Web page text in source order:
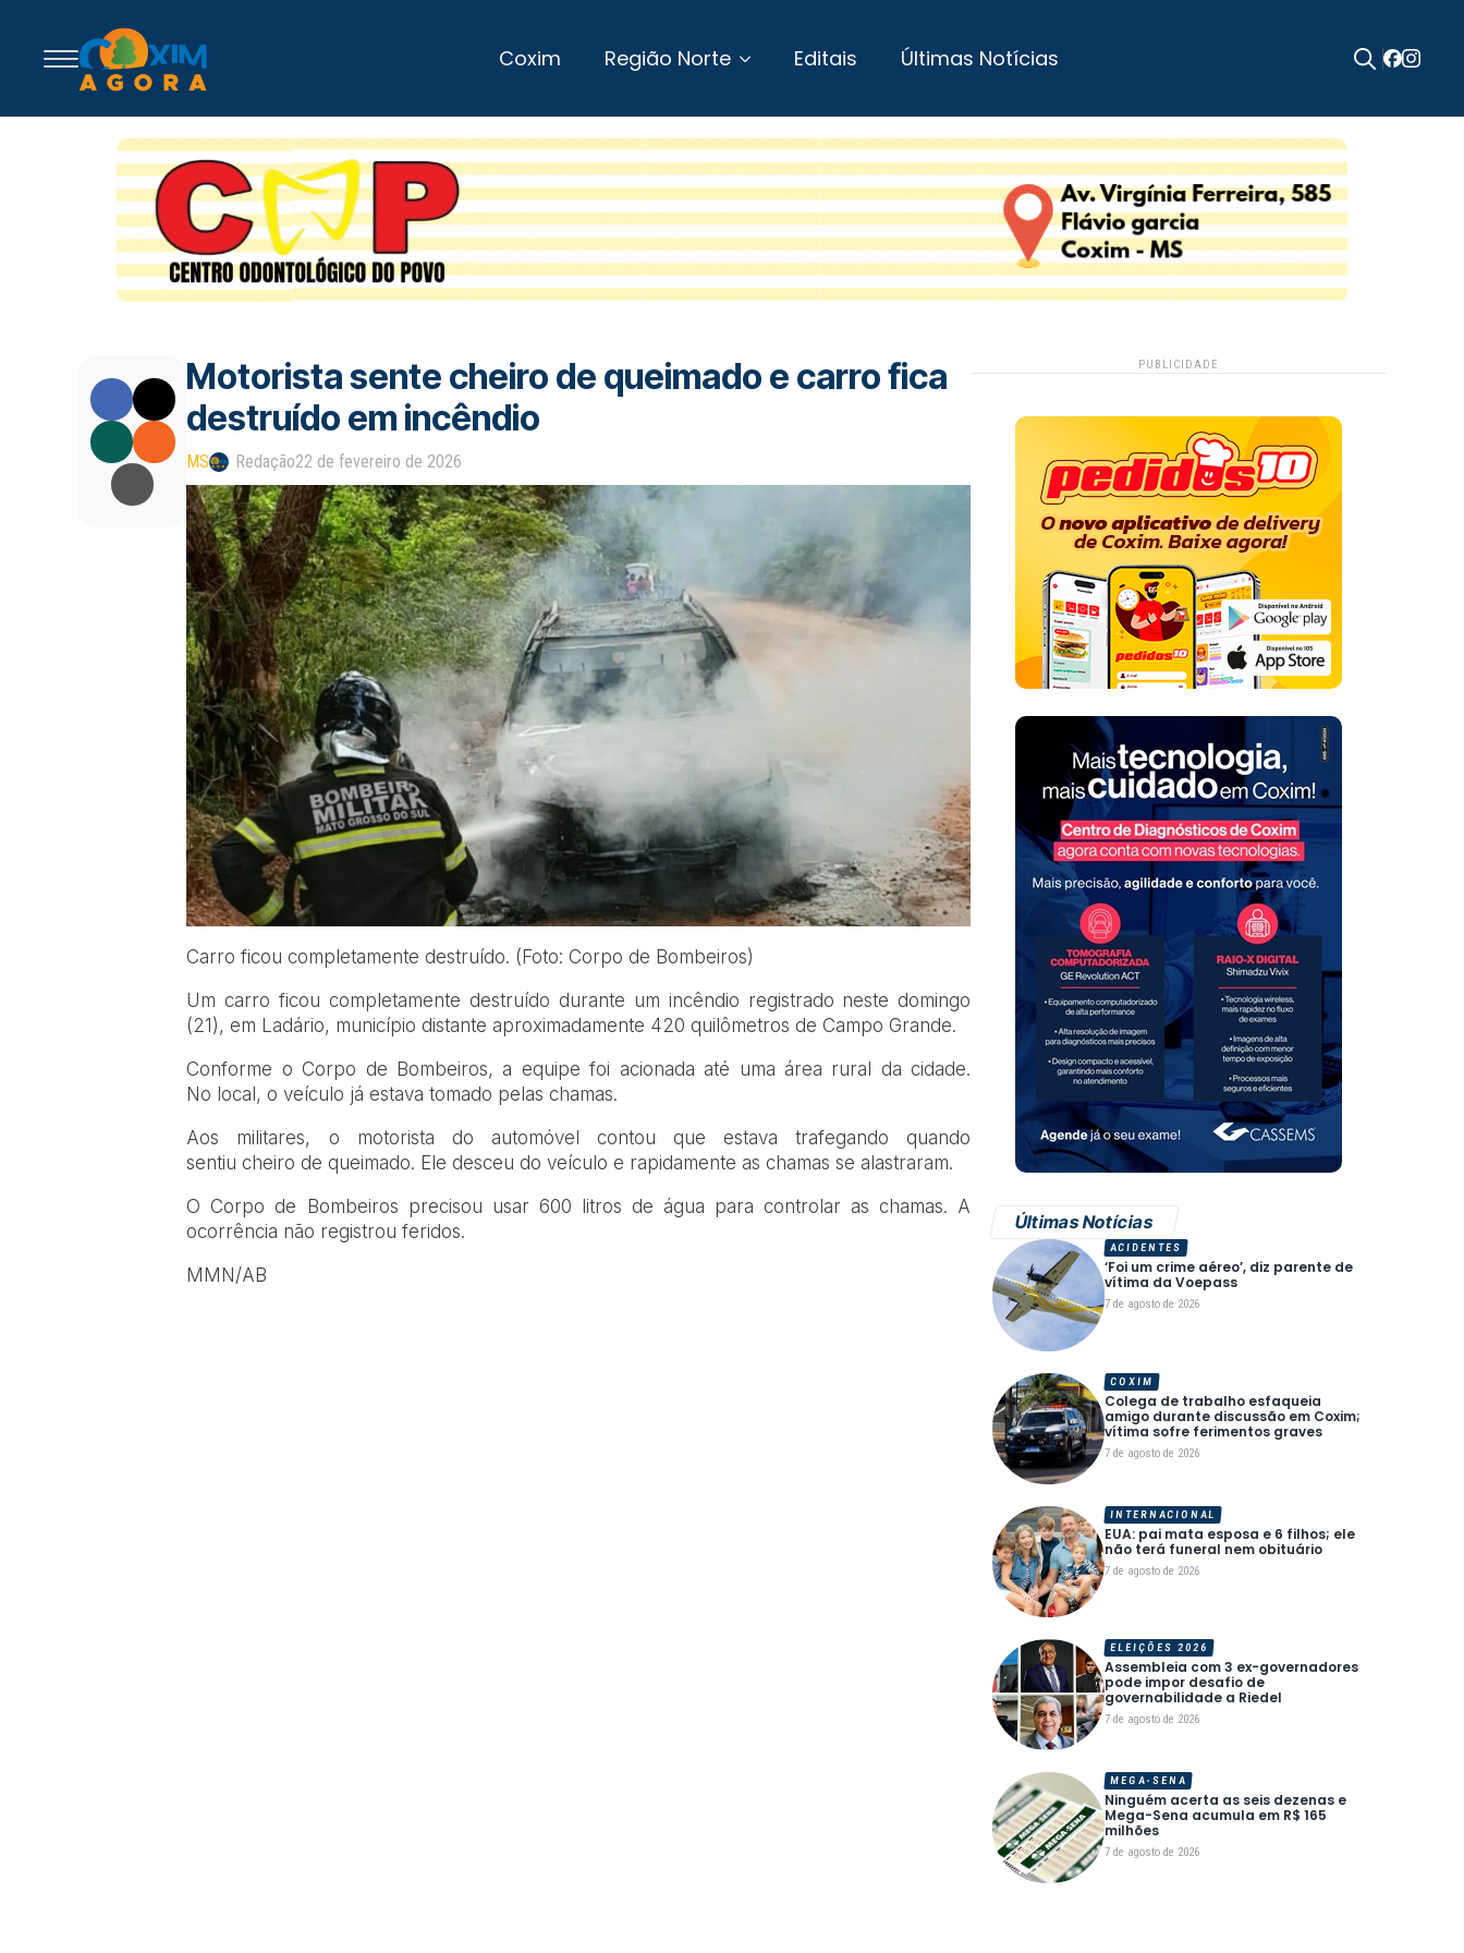
Coxim Região Norte Editais Últimas Notícias
Motorista sente cheiro de queimado e carro fica
destruído em incêndio
MS Redação22 de fevereiro de 2026
Carro ficou completamente destruído. (Foto: Corpo de Bombeiros)
Um carro ficou completamente destruído durante um incêndio registrado neste domingo
(21), em Ladário, município distante aproximadamente 420 quilômetros de Campo Grande.
Conforme o Corpo de Bombeiros, a equipe foi acionada até uma área rural da cidade.
No local, o veículo já estava tomado pelas chamas.
Aos militares, o motorista do automóvel contou que estava trafegando quando
sentiu cheiro de queimado. Ele desceu do veículo e rapidamente as chamas se alastraram.
O Corpo de Bombeiros precisou usar 600 litros de água para controlar as chamas. A
ocorrência não registrou feridos.
MMN/AB
PUBLICIDADE
Últimas Notícias
‘Foi um crime aéreo’, diz parente de
vítima da Voepass
7 de agosto de 2026
ACIDENTES
Colega de trabalho esfaqueia
amigo durante discussão em Coxim;
vítima sofre ferimentos graves
7 de agosto de 2026
COXIM
EUA: pai mata esposa e 6 filhos; ele
não terá funeral nem obituário
7 de agosto de 2026
INTERNACIONAL
Assembleia com 3 ex-governadores
pode impor desafio de
governabilidade a Riedel
7 de agosto de 2026
ELEIÇÕES 2026
Ninguém acerta as seis dezenas e
Mega-Sena acumula em R$ 165
milhões
7 de agosto de 2026
MEGA-SENA